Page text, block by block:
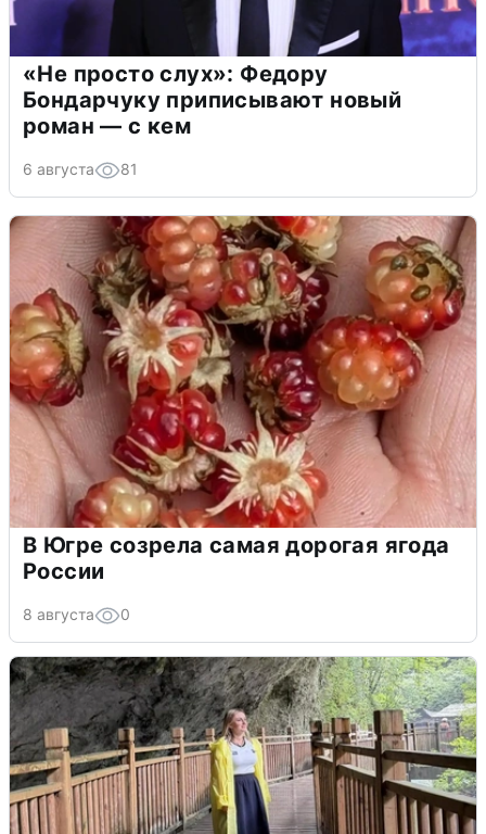
«Не просто слух»: Федору
Бондарчуку приписывают новый
роман — с кем
6 августа 81
В Югре созрела самая дорогая ягода
России
8 августа 0